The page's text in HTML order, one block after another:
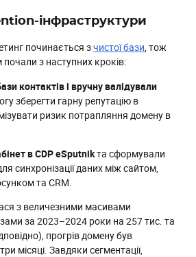
інфраструктури
починається зчистої бази, тож
з наступних кроків:
контактів і вручну валідували
зберегти гарну репутацію в
ризик потрапляння домену в
в CDP eSputnikта сформували
синхронізації даних між сайтом,
та CRM.
з величезними масивами
за 2023–2024 роки на 257 тис. та
прогрів домену був
місяці. Завдяки сегментації,